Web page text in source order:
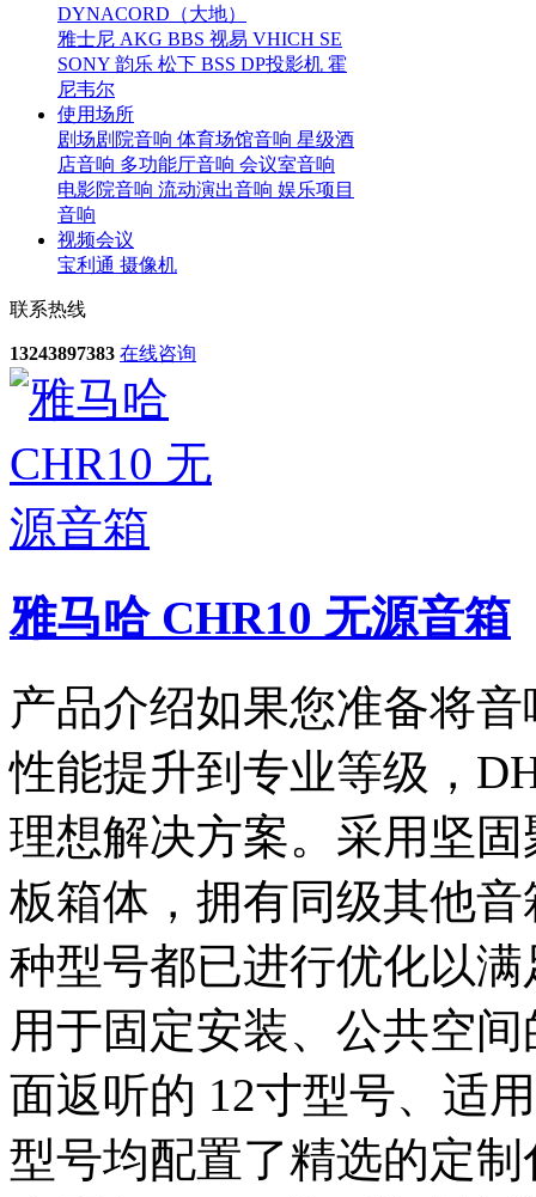
DYNACORD（大地）
雅士尼 AKG BBS 视易 VHICH SE
SONY 韵乐 松下 BSS DP投影机 霍
尼韦尔
使用场所
剧场剧院音响 体育场馆音响 星级酒
店音响 多功能厅音响 会议室音响
电影院音响 流动演出音响 娱乐项目
音响
视频会议
宝利通 摄像机
联系热线
13243897383 在线咨询
雅马哈 CHR10 无源音箱
产品介绍如果您准备将
性能提升到专业等级，
理想解决方案。采用坚
板箱体，拥有同级其他
种型号都已进行优化以
用于固定安装、公共空
面返听的 12寸型号、适
型号均配置了精选的定